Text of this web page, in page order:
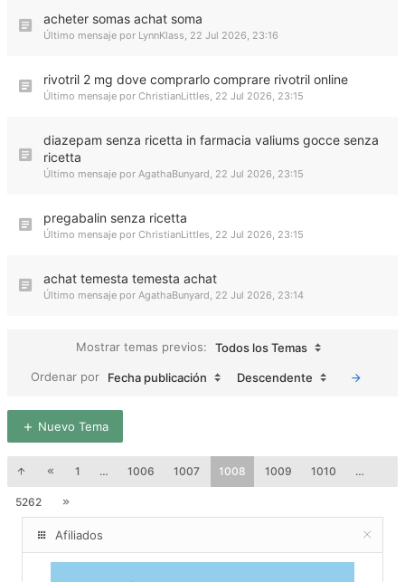
acheter somas achat soma
Último mensaje por LynnKlass, 22 Jul 2026, 23:16
rivotril 2 mg dove comprarlo comprare rivotril online
Último mensaje por ChristianLittles, 22 Jul 2026, 23:15
diazepam senza ricetta in farmacia valiums gocce senza
ricetta
Último mensaje por AgathaBunyard, 22 Jul 2026, 23:15
pregabalin senza ricetta
Último mensaje por ChristianLittles, 22 Jul 2026, 23:15
achat temesta temesta achat
Último mensaje por AgathaBunyard, 22 Jul 2026, 23:14
Mostrar temas previos:
Todos los Temas
Ordenar por
Fecha publicación Descendente
Nuevo Tema
1 … 1006 1007 1008 1009 1010 …
5262
Afiliados